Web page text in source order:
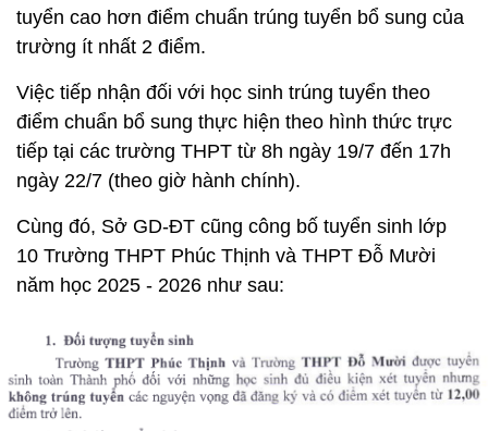
tuyển cao hơn điểm chuẩn trúng tuyển bổ sung của
trường ít nhất 2 điểm.
Việc tiếp nhận đối với học sinh trúng tuyển theo
điểm chuẩn bổ sung thực hiện theo hình thức trực
tiếp tại các trường THPT từ 8h ngày 19/7 đến 17h
ngày 22/7 (theo giờ hành chính).
Cùng đó, Sở GD-ĐT cũng công bố tuyển sinh lớp
10 Trường THPT Phúc Thịnh và THPT Đỗ Mười
năm học 2025 - 2026 như sau: